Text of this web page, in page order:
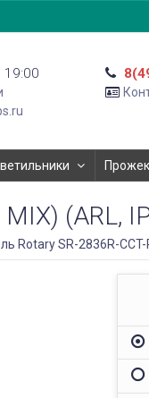
19:00
MIX)
Rotary SR-2836R-CCT-